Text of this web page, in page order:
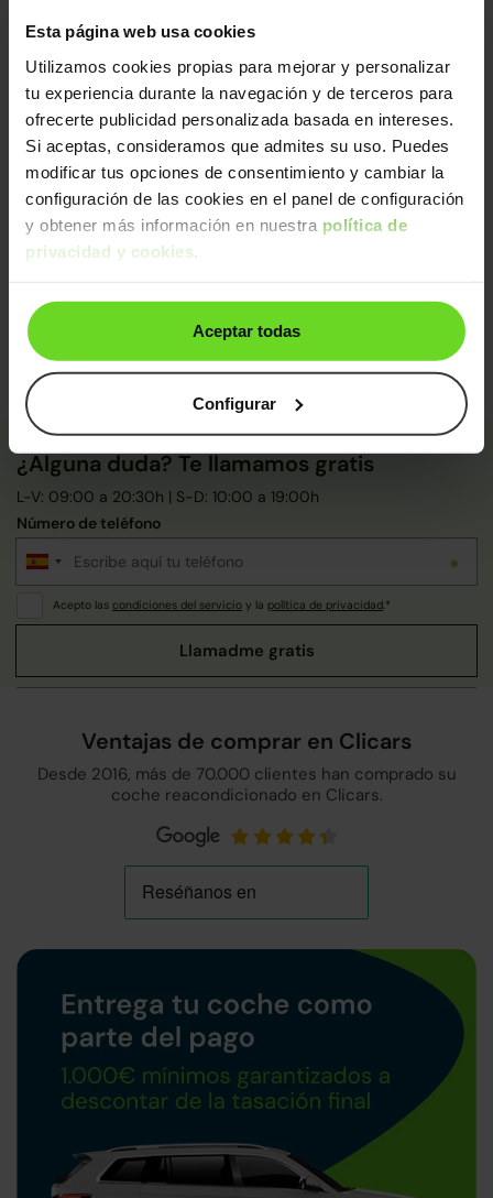
Esta página web usa cookies
Utilizamos cookies propias para mejorar y personalizar
tu experiencia durante la navegación y de terceros para
ofrecerte publicidad personalizada basada en intereses.
Si aceptas, consideramos que admites su uso. Puedes
modificar tus opciones de consentimiento y cambiar la
configuración de las cookies en el panel de configuración
y obtener más información en nuestra política de
privacidad y cookies
Aceptar todas
Configurar
Sin daños estructurales certificados, libre de
cargas y kilometraje garantizado
Diagnosis avanzada
Mecánica impecable (con sustitución de piezas
clave)
Control final de calidad y seguridad
De un equipo de+250 expertos, este coche ha sido
certificado y pasado control de calidad:
Calidad: Antonio
¿Alguna duda? Te llamamos gratis
L-V: 09:00 a 20:30h | S-D: 10:00 a 19:00h
Número de teléfono
Acepto las condiciones del servicio y la política de privacidad.*
Ventajas de comprar en Clicars
Desde 2016, más de 70.000 clientes han comprado su
coche reacondicionado en Clicars.